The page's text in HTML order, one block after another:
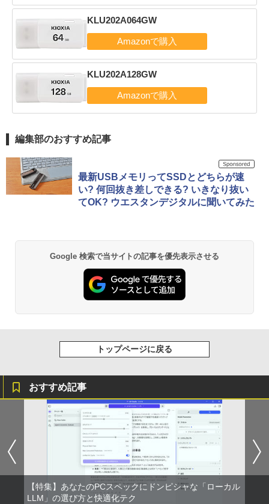
KLU202A064GW
KLU202A128GW
編集部のおすすめ記事
最新USBメモリってSSDとどちらが速
い? 何回抜き差しできる? いきなり抜い
てOK? ウエスタンデジタルに聞いてみた
Google 検索で当サイトの記事を優先表示させる
トップページに戻る
おすすめ記事
【特集】あなたのPCスペックにドンピシャな「ローカル
LLM」の選び方と快適化テク